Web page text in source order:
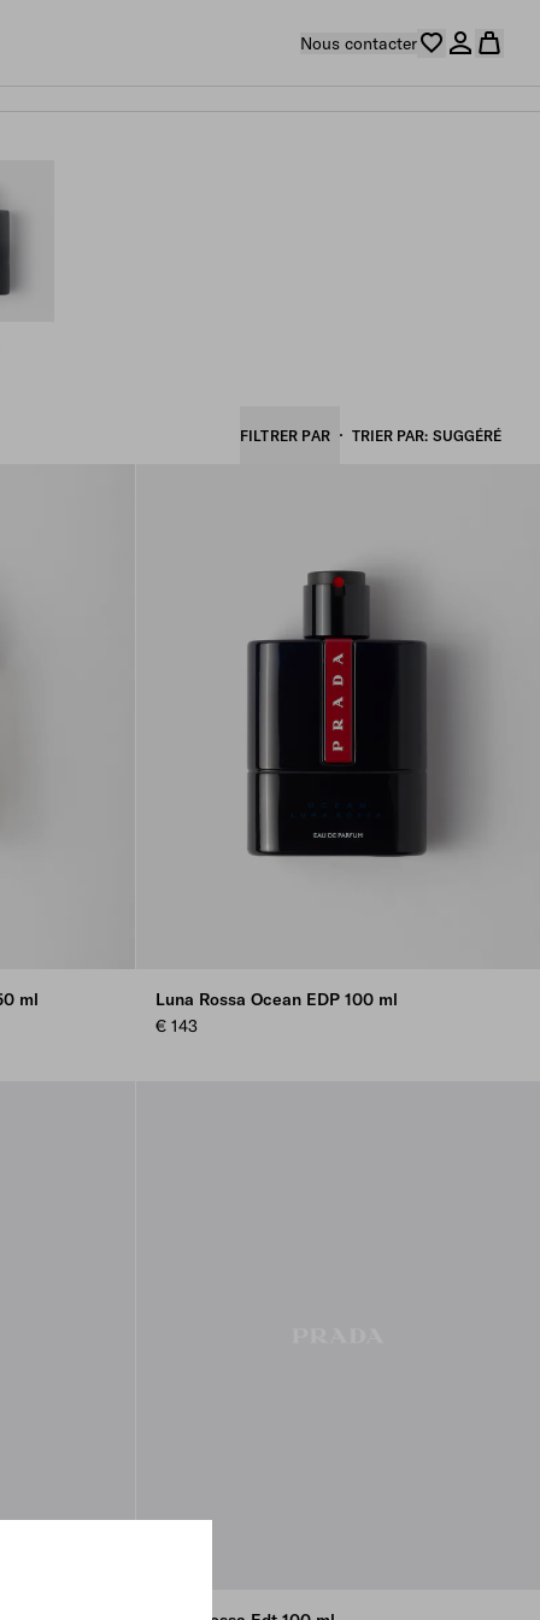
Nous contacter
FILTRER PAR TRIER PAR SUGGÉRÉ
ml
Luna Rossa Ocean EDP 100 ml
€ 143